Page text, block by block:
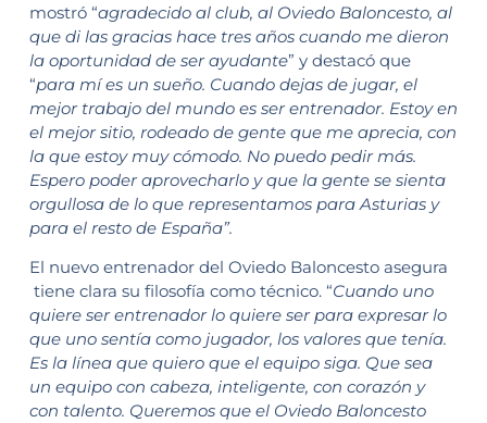
mostró “agradecido al club, al Oviedo Baloncesto, al
que di las gracias hace tres años cuando me dieron
la oportunidad de ser ayudante” y destacó que
“para mí es un sueño. Cuando dejas de jugar, el
mejor trabajo del mundo es ser entrenador. Estoy en
el mejor sitio, rodeado de gente que me aprecia, con
la que estoy muy cómodo. No puedo pedir más.
Espero poder aprovecharlo y que la gente se sienta
orgullosa de lo que representamos para Asturias y
para el resto de España”.
El nuevo entrenador del Oviedo Baloncesto asegura
tiene clara su filosofía como técnico. “Cuando uno
quiere ser entrenador lo quiere ser para expresar lo
que uno sentía como jugador, los valores que tenía.
Es la línea que quiero que el equipo siga. Que sea
un equipo con cabeza, inteligente, con corazón y
con talento. Queremos que el Oviedo Baloncesto